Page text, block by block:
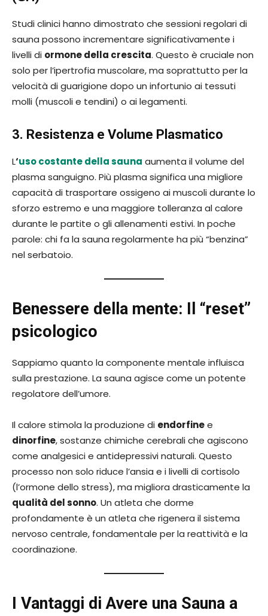
Studi clinici hanno dimostrato che sessioni regolari di
sauna possono incrementare significativamente i
livelli di ormone della crescita. Questo è cruciale non
solo per l’ipertrofia muscolare, ma soprattutto per la
velocità di guarigione dopo un infortunio ai tessuti
molli (muscoli e tendini) o ai legamenti.
3. Resistenza e Volume Plasmatico
L‘uso costante della sauna aumenta il volume del
plasma sanguigno. Più plasma significa una migliore
capacità di trasportare ossigeno ai muscoli durante lo
sforzo estremo e una maggiore tolleranza al calore
durante le partite o gli allenamenti estivi. In poche
parole: chi fa la sauna regolarmente ha più “benzina”
nel serbatoio.
Benessere della mente: Il “reset”
psicologico
Sappiamo quanto la componente mentale influisca
sulla prestazione. La sauna agisce come un potente
regolatore dell’umore.
Il calore stimola la produzione di endorfinee
dinorfine, sostanze chimiche cerebrali che agiscono
come analgesici e antidepressivi naturali. Questo
processo non solo riduce l’ansia e i livelli di cortisolo
(l’ormone dello stress), ma migliora drasticamente la
qualità del sonno. Un atleta che dorme
profondamente è un atleta che rigenera il sistema
nervoso centrale, fondamentale per la reattività e la
coordinazione.
I Vantaggi di Avere una Sauna a